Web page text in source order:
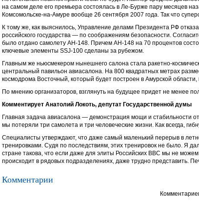
на самом деле его премьера состоялась в Ле-Бурже пару месяцев
Комсомольске-на-Амуре вообще 26 сентября 2007 года. Так что
К тому же, как выяснилось, Управление делами Президента РФ
российского государства — по соображениям безопасности.
было отдано самолету АН-148. Причем АН-148 на 70 процентов
ключевые элементы SSJ-100 сделаны за рубежом.
Главным же ньюсмекером нынешнего салона стала ракетно-
центральный павильон авиасалона. На 800 квадратных метрах
космодрома Восточный, который будет построен в Амурской
По мнению организаторов, взглянуть на будущее придет не менее
Комментирует Анатолий Локоть, депутат Государственной думы
Главная задача авиасалона — демонстрация мощи и
мы потеряли три самолета и три человеческие жизни. Как всегда,
Специалисты утверждают, что даже самый маленький перерыв в
тренировками. Судя по последствиям, этих тренировок не было. Я
стране такова, что если даже для элиты Российских ВВС мы не
происходит в рядовых подразделениях, даже трудно представить.
Комментарии